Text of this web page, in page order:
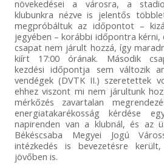
növekedései a városra, a
klubunkra nézve is jelentős
megpróbáltuk az időpontot –
jegyében – korábbi időpontra kérni,
csapat nem járult hozzá, így
kiírt 17:00 órának. Második
kezdési időpontja sem változik
vendégek (DVTK II.) szeretettek
ehhez viszont mi nem járultunk
mérkőzés zavartalan
energiatakarékosság kérdése
napirenden van a klubnál, és az
Békéscsaba Megyei Jogú
intézkedés is bevezetésre
jövőben is.